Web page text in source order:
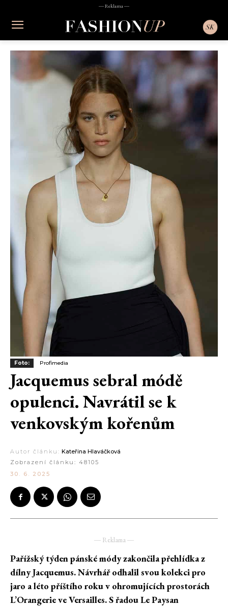
― Reklama ―
Foto: Profimedia
Jacquemus sebral módě
opulenci. Navrátil se k
venkovským kořenům
Autor článku: Kateřina Hlaváčková
Zobrazení článku: 48105
30. 6. 2025
― Reklama ―
Pařížský týden pánské módy zakončila přehlídka z
dílny Jacquemus. Návrhář odhalil svou kolekci pro
jaro a léto příštího roku v ohromujících prostorách
L’Orangerie ve Versailles. S řadou Le Paysan